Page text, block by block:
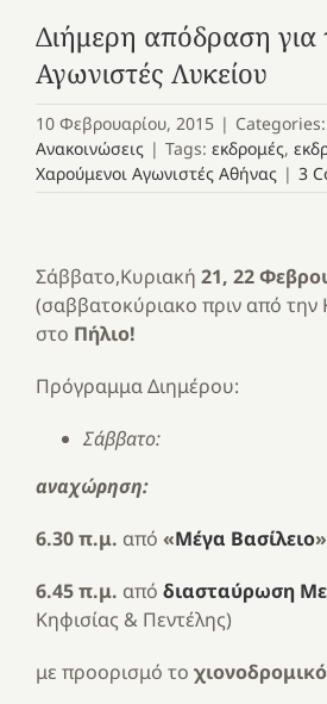
Διήμερη απόδραση για
Αγωνιστές Λυκείου
10 Φεβρουαρίου, 2015 | Categories:
Ανακοινώσεις | Tags: εκδρομές,
Χαρούμενοι Αγωνιστές Αθήνας | 3
Σάββατο,Κυριακή 21, 22
(σαββατοκύριακο πριν από
στο Πήλιο!
Πρόγραμμα Διημέρου:
Σάββατο:
αναχώρηση:
6.30 π.μ. από «Μέγα Βασίλειο»
6.45 π.μ. από διασταύρωση
Κηφισίας & Πεντέλης)
με προορισμό το